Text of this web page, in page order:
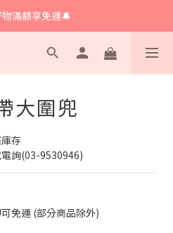
滿額享免運🔔
滿額享免運🔔
金立即領+消費再回饋 💰
大圍兜
存
詢(03-9530946)
免運 (部分商品除外)